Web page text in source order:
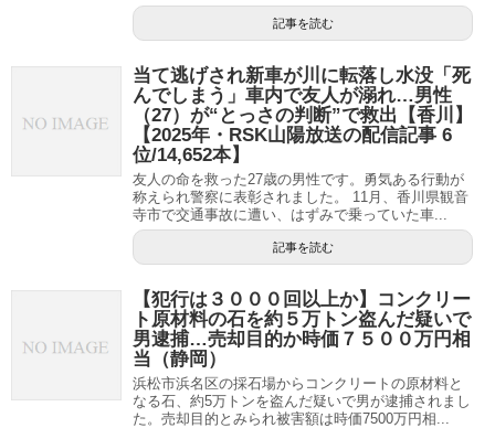
記事を読む
当て逃げされ新車が川に転落し水没「死
んでしまう」車内で友人が溺れ…男性
（27）が“とっさの判断”で救出【香川】
【2025年・RSK山陽放送の配信記事 6
位/14,652本】
友人の命を救った27歳の男性です。勇気ある行動が
称えられ警察に表彰されました。 11月、香川県観音
寺市で交通事故に遭い、はずみで乗っていた車...
記事を読む
【犯行は３０００回以上か】コンクリー
ト原材料の石を約５万トン盗んだ疑いで
男逮捕…売却目的か時価７５００万円相
当（静岡）
浜松市浜名区の採石場からコンクリートの原材料と
なる石、約5万トンを盗んだ疑いで男が逮捕されまし
た。売却目的とみられ被害額は時価7500万円相...